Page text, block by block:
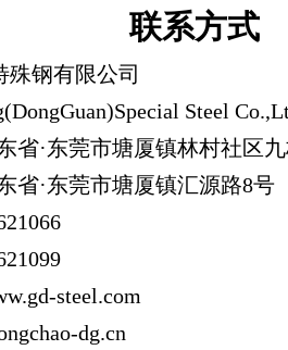
联系方式
殊钢有限公司
Steel
省·东莞市塘厦镇林村社区
省·东莞市塘厦镇汇源路8号
steel.com
dg.cn